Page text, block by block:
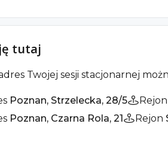
tutaj
Twojej sesji stacjonarnej
Poznan, Strzelecka, 28/5 Rejon
Poznan, Czarna Rola, 21 Rejon